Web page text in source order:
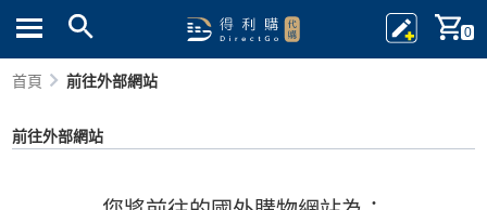
0
首頁 前往外部網站
前往外部網站